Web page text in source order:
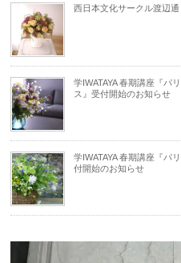
西日本文化サークル渡
学IWATAYA 春期講座『パ
ス』受付開始のお知らせ
学IWATAYA 春期講座『パ
付開始のお知らせ